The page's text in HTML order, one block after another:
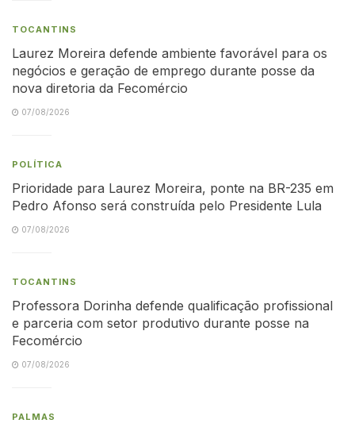
TOCANTINS
Laurez Moreira defende ambiente favorável para os
negócios e geração de emprego durante posse da
nova diretoria da Fecomércio
07/08/2026
POLÍTICA
Prioridade para Laurez Moreira, ponte na BR-235 em
Pedro Afonso será construída pelo Presidente Lula
07/08/2026
TOCANTINS
Professora Dorinha defende qualificação profissional
e parceria com setor produtivo durante posse na
Fecomércio
07/08/2026
PALMAS